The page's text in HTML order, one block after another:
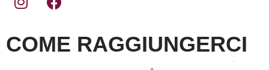
COME RAGGIUNGERCI